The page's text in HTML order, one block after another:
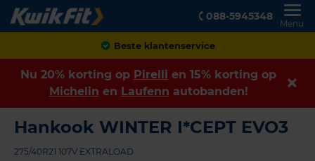
088-5945348
Menu
Achteraf betalen
Nu 20% korting op Pirelli en 15% korting op
Michelin en Laufenn autobanden!
Hankook WINTER I*CEPT EVO3
275/40R21 107V EXTRALOAD